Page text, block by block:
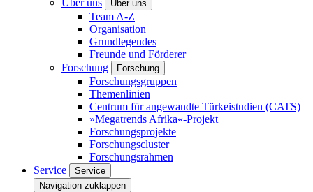
Über uns
Über uns
Team A-Z
Organisation
Grundlegendes
Freunde und Förderer
Forschung
Forschung
Forschungsgruppen
Themenlinien
Centrum für angewandte Türkeistudien (CATS)
»Megatrends Afrika«-Projekt
Forschungsprojekte
Forschungscluster
Forschungsrahmen
Service
Service
Navigation zuklappen